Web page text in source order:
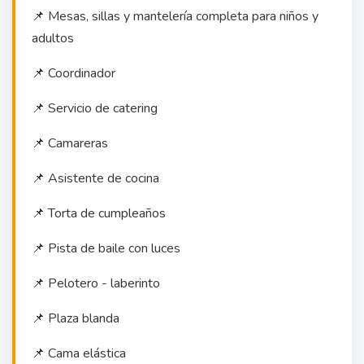
📌 Mesas, sillas y mantelería completa para niños y
adultos
📌 Coordinador
📌 Servicio de catering
📌 Camareras
📌 Asistente de cocina
📌 Torta de cumpleaños
📌 Pista de baile con luces
📌 Pelotero - laberinto
📌 Plaza blanda
📌 Cama elástica